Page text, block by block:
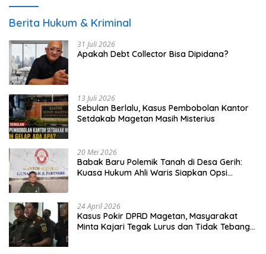
Berita Hukum & Kriminal
31 Juli 2026
Apakah Debt Collector Bisa Dipidana?
13 Juli 2026
Sebulan Berlalu, Kasus Pembobolan Kantor
Setdakab Magetan Masih Misterius
20 Mei 2026
Babak Baru Polemik Tanah di Desa Gerih:
Kuasa Hukum Ahli Waris Siapkan Opsi
24 April 2026
Kasus Pokir DPRD Magetan, Masyarakat
Minta Kajari Tegak Lurus dan Tidak Tebang